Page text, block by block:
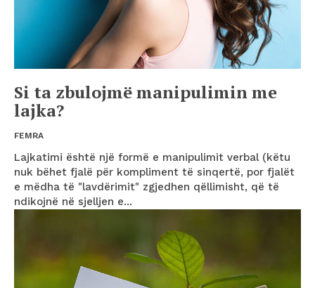
Si ta zbulojmë manipulimin me
lajka?
FEMRA
Lajkatimi është një formë e manipulimit verbal (këtu
nuk bëhet fjalë për kompliment të sinqertë, por fjalët
e mëdha të "lavdërimit" zgjedhen qëllimisht, që të
ndikojnë në sjelljen e...